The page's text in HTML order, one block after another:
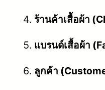
ร้านค้าเสื้อผ้า
แบรนด์เสื้อผ้า
ลูกค้า